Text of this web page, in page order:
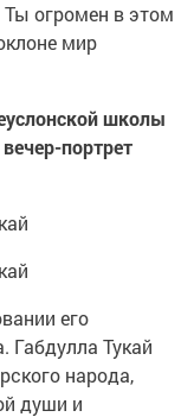
огромен в этом
мир
школы
портрет
его
Габдулла Тукай
народа,
души и